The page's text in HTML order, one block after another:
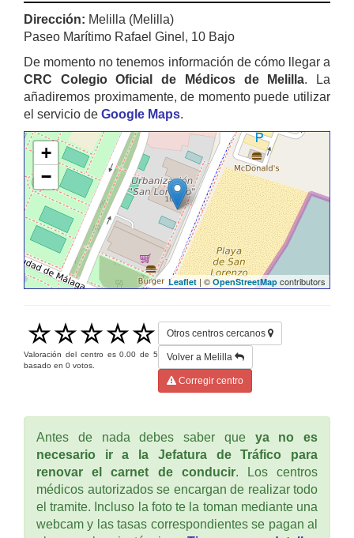
Dirección: Melilla (Melilla)
Paseo Marítimo Rafael Ginel, 10 Bajo
De momento no tenemos información de cómo llegar a
CRC Colegio Oficial de Médicos de Melilla. La
añadiremos proximamente, de momento puede utilizar
el servicio de Google Maps.
+
−
Leaflet | © OpenStreetMap contributors
Valoración del centro es0.00 de5
basado en 0 votos.
Otros centros cercanos
Volver a Melilla
Corregir centro
Antes de nada debes saber que ya no es
necesario ir a la Jefatura de Tráfico para
renovar el carnet de conducir. Los centros
médicos autorizados se encargan de realizar todo
el tramite. Incluso la foto te la toman mediante una
webcam y las tasas correspondientes se pagan al